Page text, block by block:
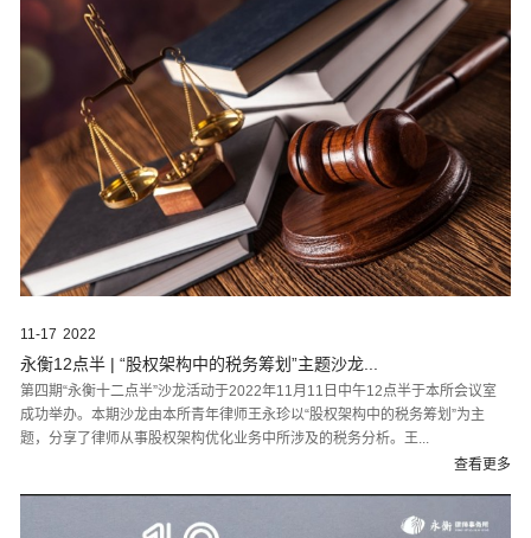
11-17 2022
永衡12点半 | “股权架构中的税务筹划”主题沙龙...
第四期“永衡十二点半”沙龙活动于2022年11月11日中午12点半于本所会议室
成功举办。本期沙龙由本所青年律师王永珍以“股权架构中的税务筹划”为主
题，分享了律师从事股权架构优化业务中所涉及的税务分析。王...
查看更多